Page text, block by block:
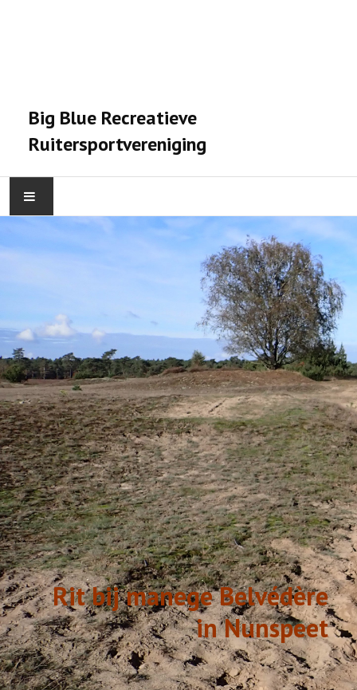
Big Blue Recreatieve
Ruitersportvereniging
VERENIGING
STALPRAET
GESCHIEDENIS
LINKS
Rit bij manege Belvédère
in Nunspeet